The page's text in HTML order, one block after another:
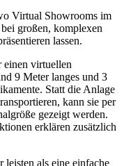
Virtual Showrooms im
großen, komplexen
lassen.
virtuellen
9 Meter langes und 3
Statt die Anlage
kann sie per
gezeigt werden.
erklären zusätzlich
als eine einfache